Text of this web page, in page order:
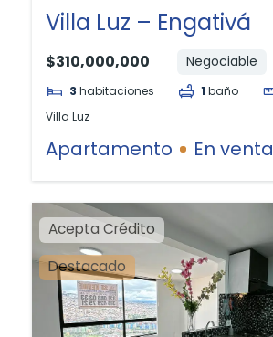
Villa Luz – Engativá
$310,000,000 Negociable
3 habitaciones 1 baño
Villa Luz
Apartamento En venta
Acepta Crédito
Destacado